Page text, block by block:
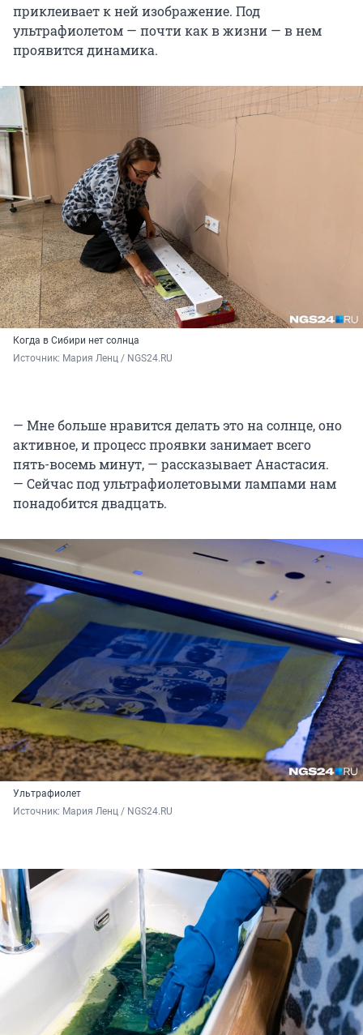
приклеивает к ней изображение. Под
ультрафиолетом — почти как в жизни — в нем
проявится динамика.
Когда в Сибири нет солнца
Источник: Мария Ленц / NGS24.RU
— Мне больше нравится делать это на солнце, оно
активное, и процесс проявки занимает всего
пять-восемь минут, — рассказывает Анастасия.
— Сейчас под ультрафиолетовыми лампами нам
понадобится двадцать.
Ультрафиолет
Источник: Мария Ленц / NGS24.RU